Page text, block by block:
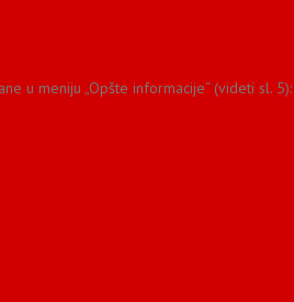
u meniju „Opšte informacije“ (videti sl. 5):